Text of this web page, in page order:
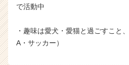
で活動中
・趣味は愛犬・愛猫と過ごすこと
A・サッカー）